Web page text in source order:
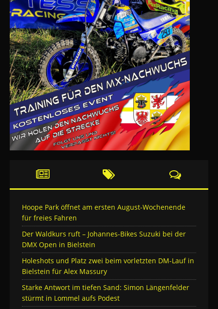
Hoope Park öffnet am ersten August-Wochenende
für freies Fahren
Der Waldkurs ruft – Johannes-Bikes Suzuki bei der
DMX Open in Bielstein
Holeshots und Platz zwei beim vorletzten DM-Lauf in
Bielstein für Alex Massury
Starke Antwort im tiefen Sand: Simon Längenfelder
stürmt in Lommel aufs Podest